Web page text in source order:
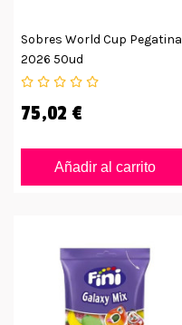
Sobres World Cup Pegatina
2026 50ud
75,02 €
Añadir al carrito